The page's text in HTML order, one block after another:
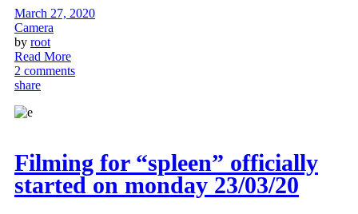
March 27, 2020
Camera
by root
Read More
2 comments
share
Filming for “spleen” officially
started on monday 23/03/20